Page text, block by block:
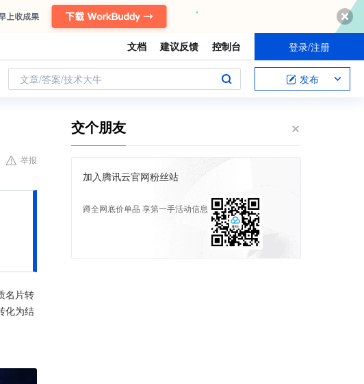
文档 建议反馈 控制台 登录/注册
文章/答案/技术大牛 发布
举报
名片转
化为结
交个朋友
加入腾讯云官网粉丝站
蹲全网底价单品 享第一手活动信息